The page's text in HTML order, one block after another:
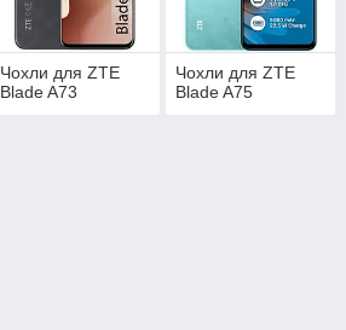
Чохли для ZTE
Blade A73
Чохли для ZTE
Blade A75